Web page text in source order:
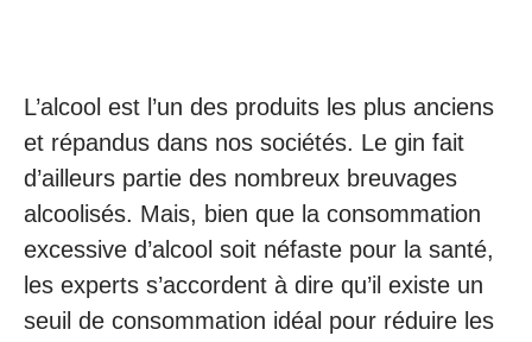
L’alcool est l’un des produits les plus anciens
et répandus dans nos sociétés. Le gin fait
d’ailleurs partie des nombreux breuvages
alcoolisés. Mais, bien que la consommation
excessive d’alcool soit néfaste pour la santé,
les experts s’accordent à dire qu’il existe un
seuil de consommation idéal pour réduire les